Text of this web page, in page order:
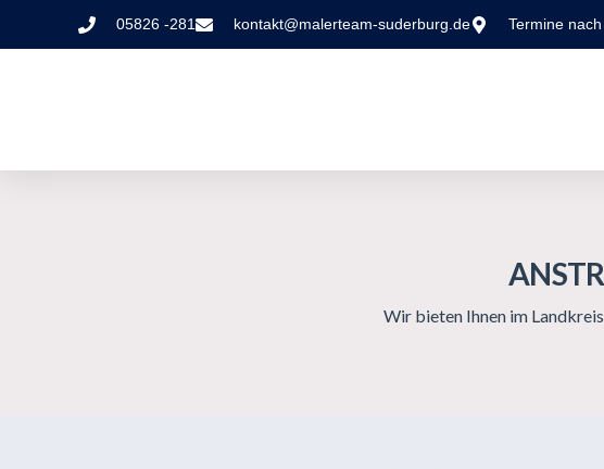
05826 -281 kontakt@malerteam-suderburg.de Termine
Wir bieten Ihnen im